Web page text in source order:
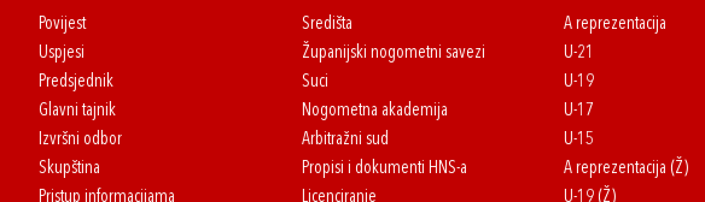
Povijest
Uspjesi
Predsjednik
Glavni tajnik
Izvršni odbor
Skupština
Pristup informacijama
Središta
Županijski nogometni savezi
Suci
Nogometna akademija
Arbitražni sud
Propisi i dokumenti HNS-a
Licenciranje
A reprezentacija
U-21
U-19
U-17
U-15
A reprezentacija (Ž)
U-19 (Ž)